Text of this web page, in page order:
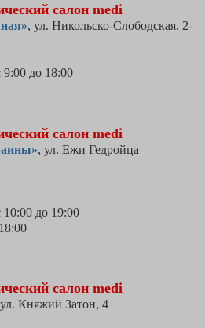
салон medi
, ул. Никольско-Слободская, 2-
до 18:00
салон medi
, ул. Ежи Гедройца
6
10:00 до 19:00
салон medi
Княжий Затон, 4